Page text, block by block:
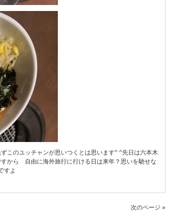
のユッチャンが思いつくとは思います^ ^先日は六本木
から 自由に海外旅行に行ける日は来年？思いを馳せな
すよ
次のページ »